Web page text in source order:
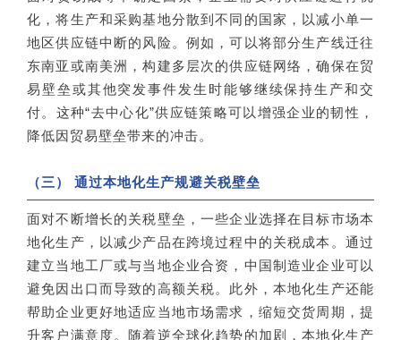
化，将生产和采购基地分散到不同的国家，以减小单一
地区供应链中断的风险。例如，可以将部分生产线迁往
东南亚或南美洲，构建多层次的供应链网络，确保在贸
易壁垒或其他突发事件发生时能够继续保持生产和交
付。这种“去中心化”供应链策略可以增强企业的韧性，
降低因贸易壁垒带来的冲击。
（三） 通过本地化生产规避关税壁垒
面对不断增长的关税壁垒，一些企业选择在目标市场本
地化生产，以减少产品在跨境过程中的关税成本。通过
建立当地工厂或与当地企业合资，中国制造业企业可以
避免因出口而导致的高额关税。此外，本地化生产还能
帮助企业更好地适应当地市场需求，缩短交货周期，提
升客户满意度。随着逆全球化趋势的加剧，本地化生产